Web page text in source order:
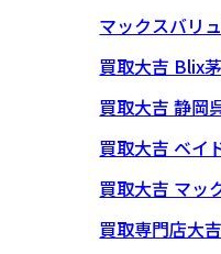
マックスバリ
買取大吉 Blix
買取大吉 静岡
買取大吉 ベイ
買取大吉 マッ
買取専門店大